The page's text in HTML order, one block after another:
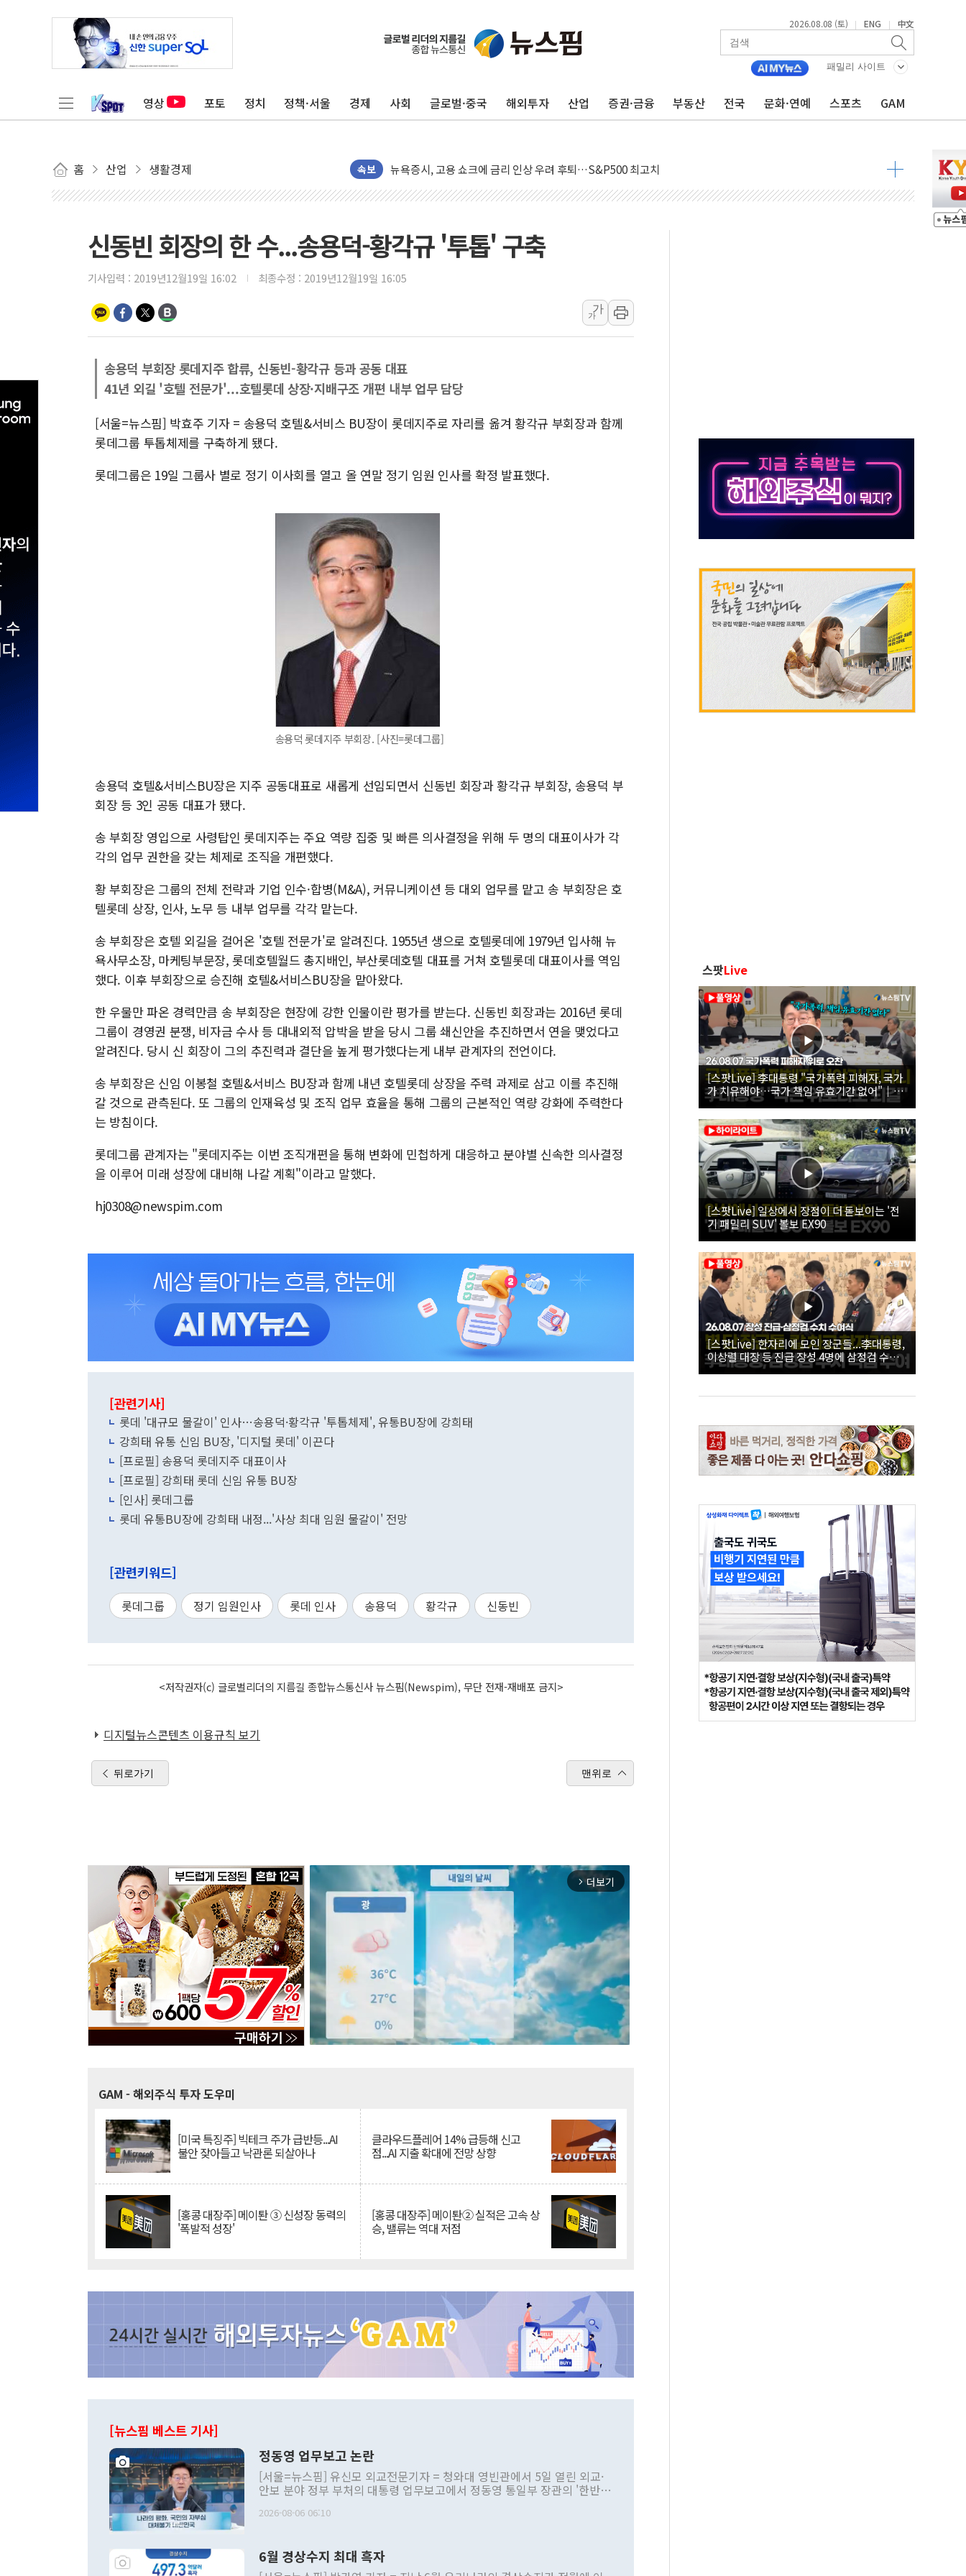
2026.08.08 (토) | ENG | 中文
패밀리 사이트
영상 포토 정치 정책·서울 경제 사회 글로벌·중국 해외투자 산업 증권·금융 부동산 전국 문화·연예 스포츠 GAM
홈 산업 생활경제 속보
민주, 오늘 제주·인천 경선 결과 발표...'김민석 재역전 vs 정청래 격차 확대'
한상협, 업계 개인정보 보안 새판 짠다…'자율규제단체' 타진
트럼프, 쿡 연준 이사 해임 재추진…"26일까지 의혹 소명" 요구
유럽증시, 美 고용 예상 밖 부진에 연준 금리 인상 가능성 낮아지며 상승… STOXX 600 지수는 나흘 연속 최고치
[종합] 이슬람 수니파 3국, '공동방위협정' 체결… 이스라엘·이란 위협에 맞설 자체 억지력 강화
트럼프, 백신·자폐증 행정명령 검토…"이르면 다음 주"
美 항소법원, 백악관 무도회장 공사 중단 명령…트럼프 제동
이란 핵심 원유 수출항 '하르그섬', 최근 1주일 이상 '올스톱'… 美 해상봉쇄 영향
美 고용 쇼크에 엔화 장중 급등…시장은 "또 개입했나" 촉각
[AI MY 뉴스] 뉴욕 반도체주 프리뷰...美 고용 쇼크에 반도체주 '활짝'
뉴욕증시 프리뷰, 美 고용 쇼크에 금리 인상 우려 후퇴…나스닥 선물 1%대 상승
[종합] 美 7월 고용 2만3000명 감소 '쇼크'…9월 금리 인상 기대 후퇴
뉴욕증시 개장 전 특징주...아틀라시안·클라우드플레어·태양광주↑ VS 트레이드데스크·웬디스↓
트럼프 "금리 내려야"…파월 때와 달리 워시엔 톤 낮춰
李 "해남 태양광, 대한민국 다음 100년 밑거름…수도권 집중 완화 전환점"
신동빈 회장의 한 수...송용덕-황각규 '투톱' 구축
기사입력 : 2019년12월19일 16:02 최종수정 : 2019년12월19일 16:05
가
가
송용덕 부회장 롯데지주 합류, 신동빈-황각규 등과 공동 대표
41년 외길 '호텔 전문가'...호텔롯데 상장·지배구조 개편 내부 업무 담당
[서울=뉴스핌] 박효주 기자 = 송용덕 호텔&서비스 BU장이 롯데지주로 자리를 옮겨 황각규 부회장과 함께
롯데그룹 투톱체제를 구축하게 됐다.
롯데그룹은 19일 그룹사 별로 정기 이사회를 열고 올 연말 정기 임원 인사를 확정 발표했다.
송용덕 롯데지주 부회장. [사진=롯데그룹]
송용덕 호텔&서비스BU장은 지주 공동대표로 새롭게 선임되면서 신동빈 회장과 황각규 부회장, 송용덕 부
회장 등 3인 공동 대표가 됐다.
송 부회장 영입으로 사령탑인 롯데지주는 주요 역량 집중 및 빠른 의사결정을 위해 두 명의 대표이사가 각
각의 업무 권한을 갖는 체제로 조직을 개편했다.
황 부회장은 그룹의 전체 전략과 기업 인수·합병(M&A), 커뮤니케이션 등 대외 업무를 맡고 송 부회장은 호
텔롯데 상장, 인사, 노무 등 내부 업무를 각각 맡는다.
송 부회장은 호텔 외길을 걸어온 '호텔 전문가'로 알려진다. 1955년 생으로 호텔롯데에 1979년 입사해 뉴
욕사무소장, 마케팅부문장, 롯데호텔월드 총지배인, 부산롯데호텔 대표를 거쳐 호텔롯데 대표이사를 역임
했다. 이후 부회장으로 승진해 호텔&서비스BU장을 맡아왔다.
한 우물만 파온 경력만큼 송 부회장은 현장에 강한 인물이란 평가를 받는다. 신동빈 회장과는 2016년 롯데
그룹이 경영권 분쟁, 비자금 수사 등 대내외적 압박을 받을 당시 그룹 쇄신안을 추진하면서 연을 맺었다고
알려진다. 당시 신 회장이 그의 추진력과 결단을 높게 평가했다는게 내부 관계자의 전언이다.
송 부회장은 신임 이봉철 호텔&서비스 BU장과 함께 내년 호텔롯데 상장을 주력 과제로 삼고 이를 추진해
갈 것으로 관측된다. 또 그룹의 인재육성 및 조직 업무 효율을 통해 그룹의 근본적인 역량 강화에 주력한다
는 방침이다.
롯데그룹 관계자는 "롯데지주는 이번 조직개편을 통해 변화에 민첩하게 대응하고 분야별 신속한 의사결정
을 이루어 미래 성장에 대비해 나갈 계획"이라고 말했다.
hj0308@newspim.com
[관련기사]
롯데 '대규모 물갈이' 인사…송용덕·황각규 '투톱체제', 유통BU장에 강희태
강희태 유통 신임 BU장, '디지털 롯데' 이끈다
[프로필] 송용덕 롯데지주 대표이사
[프로필] 강희태 롯데 신임 유통 BU장
[인사] 롯데그룹
롯데 유통BU장에 강희태 내정...'사상 최대 임원 물갈이' 전망
[관련키워드]
롯데그룹 정기 임원인사 롯데 인사 송용덕 황각규 신동빈
<저작권자(c) 글로벌리더의 지름길 종합뉴스통신사 뉴스핌(Newspim), 무단 전재-재배포 금지>
디지털뉴스콘텐츠 이용규칙 보기
뒤로가기 맨위로
arrow_forward_ios 더보기
GAM - 해외주식 투자 도우미
[미국 특징주] 빅테크 주가 급반등...AI
불안 잦아들고 낙관론 되살아나
클라우드플레어 14% 급등해 신고
점...AI 지출 확대에 전망 상향
[홍콩 대장주] 메이퇀 ③ 신성장 동력의
'폭발적 성장'
[홍콩 대장주] 메이퇀② 실적은 고속 상
승, 밸류는 역대 저점
[뉴스핌 베스트 기사]
정동영 업무보고 논란
[서울=뉴스핌] 유신모 외교전문기자 = 청와대 영빈관에서 5일 열린 외교·
안보 분야 정부 부처의 대통령 업무보고에서 정동영 통일부 장관의 '한반도
발언 중에는 정부 내 조율을 거치지 않은 사안을 정책으로 추진하겠다고 공
주의적 희망에 근거한 비현실적 구상'이라는 비판을 내놨다. 그동안 정 장
관의 대북 정책 관련 발언이 물의를 빚은 적은 여러 번 있지만 대통령과 유
2026-08-06 06:10
6월 경상수지 최대 흑자
스팟Live
[스팟Live] 李대통령 "국가폭력 피해자, 국가
가 치유해야…국가 책임 유효기간 없어"｜
26.08.07 국가폭력 피해자 위로 오찬
[스팟Live] 일상에서 장점이 더 돋보이는 '전
기 패밀리 SUV' 볼보 EX90
[스팟Live] 한자리에 모인 장군들...李대통령,
이상렬 대장 등 진급 장성 4명에 삼정검 수치
직접 수여｜26.08.07 장성 진급·삼정검 수치